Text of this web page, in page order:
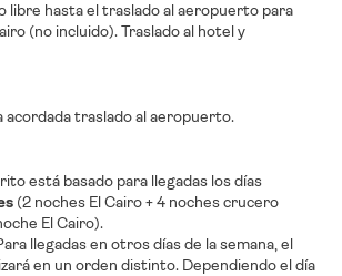
libre hasta el traslado al aeropuerto para
(no incluido). Traslado al hotel y
acordada traslado al aeropuerto.
está basado para llegadas los días
(2 noches El Cairo + 4 noches crucero
El Cairo).
llegadas en otros días de la semana, el
en un orden distinto. Dependiendo el día